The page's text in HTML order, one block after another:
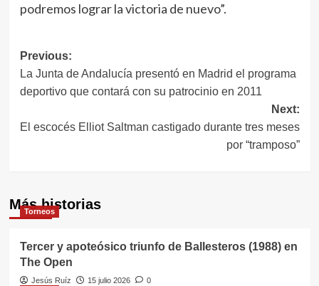
podremos lograr la victoria de nuevo”.
Navegación
de
entradas
Previous:
La Junta de Andalucía presentó en Madrid el programa
deportivo que contará con su patrocinio en 2011
Next:
El escocés Elliot Saltman castigado durante tres meses
por “tramposo”
Más historias
Torneos
Tercer y apoteósico triunfo de Ballesteros (1988) en
The Open
Jesús Ruíz 15 julio 2026
0